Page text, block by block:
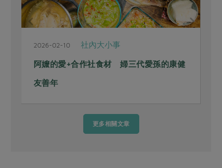
2026-02-10 社內大小事
阿嬤的愛+合作社食材 婦三代愛孫的康健
友善年
更多相關文章